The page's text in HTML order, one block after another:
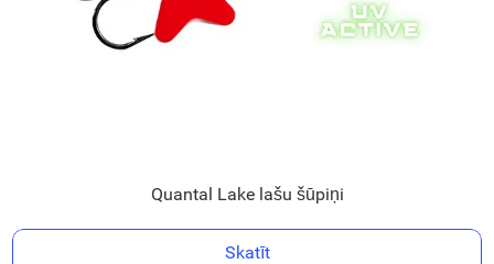
Quantal Lake lašu šūpiņi
Skatīt